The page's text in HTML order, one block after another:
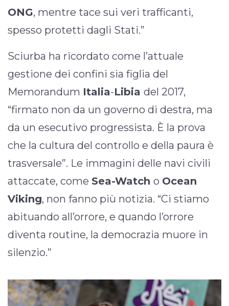
ONG, mentre tace sui veri trafficanti,
spesso protetti dagli Stati.”
Sciurba ha ricordato come l’attuale
gestione dei confini sia figlia del
Memorandum Italia-Libia del 2017,
“firmato non da un governo di destra, ma
da un esecutivo progressista. È la prova
che la cultura del controllo e della paura è
trasversale”. Le immagini delle navi civili
attaccate, come Sea-Watch o Ocean
Viking, non fanno più notizia. “Ci stiamo
abituando all’orrore, e quando l’orrore
diventa routine, la democrazia muore in
silenzio.”